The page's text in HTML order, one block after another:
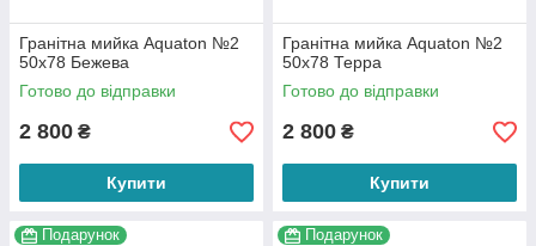
Гранітна мийка Aquaton №2
50х78 Бежева
Готово до відправки
2 800 ₴
Купити
Гранітна мийка Aquaton №2
50х78 Терра
Готово до відправки
2 800 ₴
Купити
Подарунок Подарунок